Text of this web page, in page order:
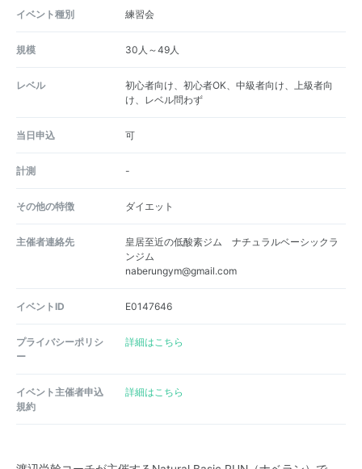
イベント種別 練習会
規模 30人～49人
レベル
初心者向け、初心者OK、中級者向け、上級者向
け、レベル問わず
当日申込 可
計測 -
その他の特徴 ダイエット
主催者連絡先
皇居至近の低酸素ジム ナチュラルベーシックラ
ンジム
naberungym@gmail.com
イベントID E0147646
プライバシーポリシ
ー
詳細はこちら
イベント主催者申込
規約
詳細はこちら